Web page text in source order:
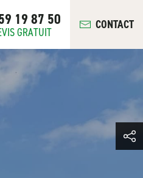
19 87 50
GRATUIT
CONTACT